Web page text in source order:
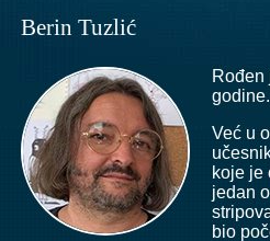
Berin Tuzlić
Rođen
godine.
Već u
koje je
jedan
bio